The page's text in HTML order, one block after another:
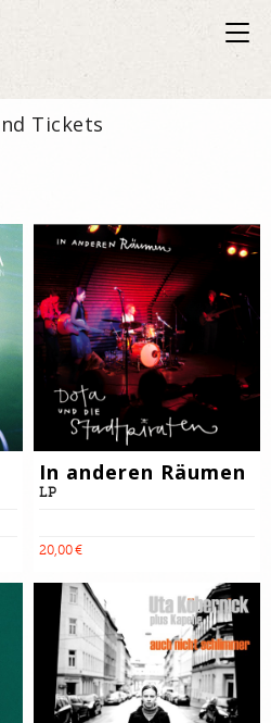
Tickets
In anderen Räumen
LP
20,00 €